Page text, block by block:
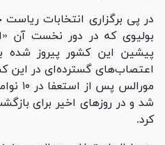
بولیوی که در دور نخست آن
پیشین این کشور پیروز شده
اعتصاب‌های گسترده‌ای در این
شد و در روزهای اخیر برای
کرد.